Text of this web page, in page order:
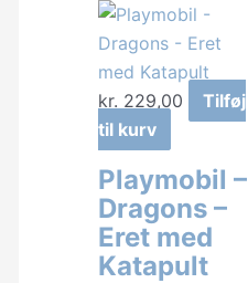
kr. 229,00
Tilføj
til kurv
Playmobil –
Dragons –
Eret med
Katapult